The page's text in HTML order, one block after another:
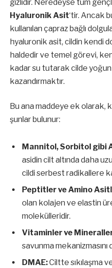
gizlidir. Neredeyse tüm
Hyaluronik Asit‘tir. Ancak
kullanılan çapraz bağlı
hyaluronik asit, cildin kendi
haldedir ve temel görevi,
kadar su tutarak cilde yoğun
kazandırmaktır.
Bu ana maddeye ek
şunlar bulunur:
Mannitol, Sorbitol gibi
asidin cilt altında daha
cildi serbest radikallere
Peptitler ve Amino
olan kolajen ve elastin
molekülleridir.
Vitaminler ve
savunma
DMAE:Ciltte sıkılaşma